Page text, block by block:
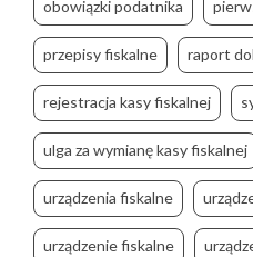
obowiązki podatnika
przepisy fiskalne raport
rejestracja kasy fiskalnej
ulga za wymianę kasy fiskalnej
urządzenia fiskalne
urządzenie fiskalne